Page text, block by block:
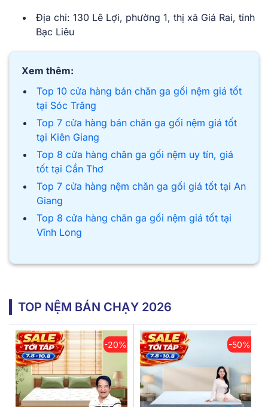
Địa chỉ: 130 Lê Lợi, phường 1, thị xã Giá Rai, tỉnh
Bạc Liêu
Xem thêm:
Top 10 cửa hàng bán chăn ga gối nệm giá tốt
tại Sóc Trăng
Top 7 cửa hàng bán chăn ga gối nệm giá tốt
tại Kiên Giang
Top 8 cửa hàng chăn ga gối nệm uy tín, giá
tốt tại Cần Thơ
Top 7 cửa hàng nệm chăn ga gối giá tốt tại An
Giang
Top 8 cửa hàng chăn ga gối nệm giá tốt tại
Vĩnh Long
TOP NỆM BÁN CHẠY 2026
-20% -50%